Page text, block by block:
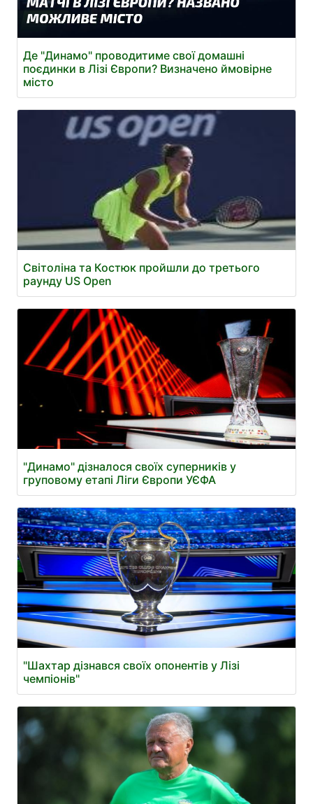
Де "Динамо" проводитиме свої домашні
поєдинки в Лізі Європи? Визначено ймовірне
місто
Світоліна та Костюк пройшли до третього
раунду US Open
"Динамо" дізналося своїх суперників у
груповому етапі Ліги Європи УЄФА
"Шахтар дізнався своїх опонентів у Лізі
чемпіонів"